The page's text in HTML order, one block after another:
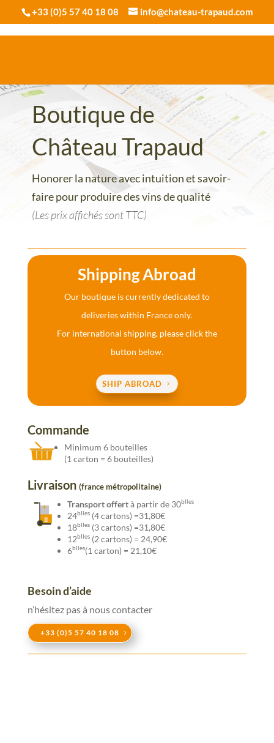
+33 (0)5 57 40 18 08 info@chateau-trapaud.com
Boutique de
Château Trapaud
Honorer la nature avec intuition et savoir-
faire pour produire des vins de qualité
(Les prix affichés sont TTC)
Shipping Abroad
Our boutique is currently dedicated to
deliveries within France only.
For international shipping, please click the
button below.
SHIP ABROAD
Commande
Minimum 6 bouteilles
(1 carton = 6 bouteilles)
Livraison (france métropolitaine)
Transport offertà partir de 30blles
24blles(4 cartons) =31,80€
18blles(3 cartons) =31,80€
12blles(2 cartons) = 24,90€
6blles(1 carton) = 21,10€
Besoin d’aide
n’hésitez pas à nous contacter
+33 (0)5 57 40 18 08